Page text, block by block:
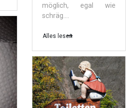
möglich, egal wie
schräg....
Alles lesen